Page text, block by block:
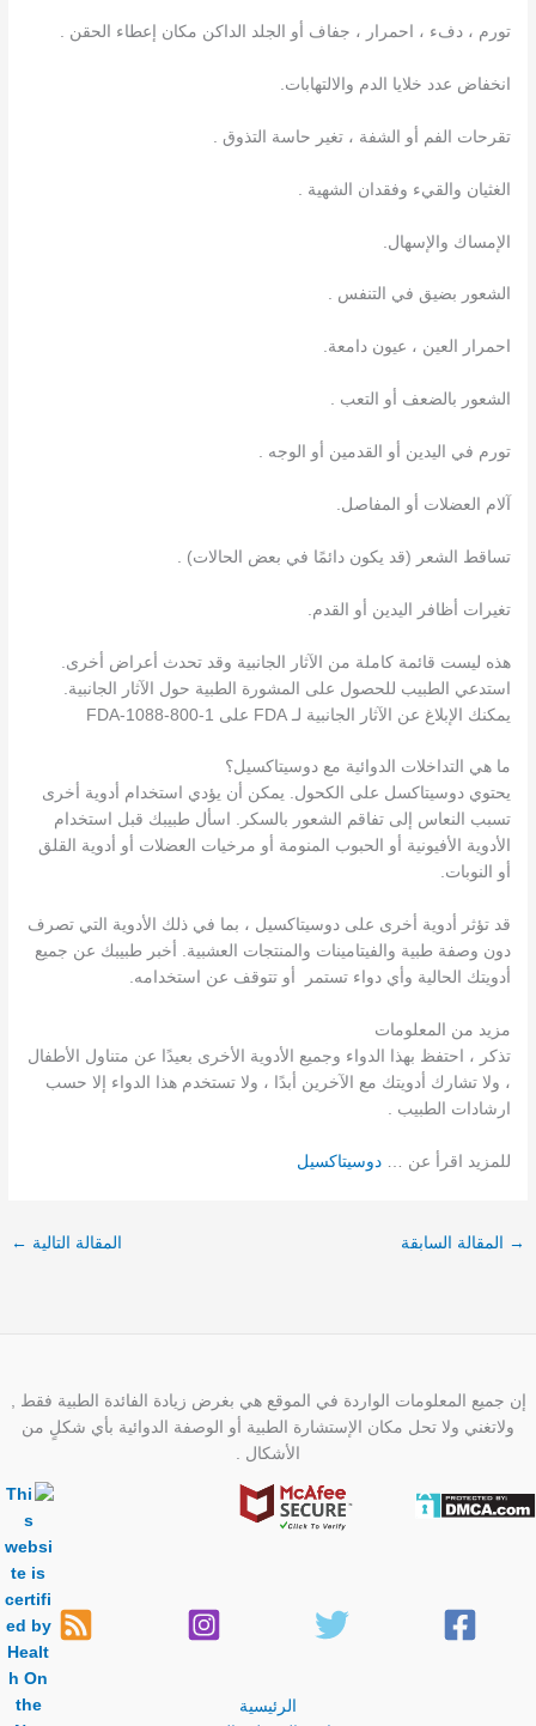
تورم ، دفء ، احمرار ، جفاف أو الجلد الداكن مكان إعطاء الحقن .
انخفاض عدد خلايا الدم والالتهابات.
تقرحات الفم أو الشفة ، تغير حاسة التذوق .
الغثيان والقيء وفقدان الشهية .
الإمساك والإسهال.
الشعور بضيق في التنفس .
احمرار العين ، عيون دامعة.
الشعور بالضعف أو التعب .
تورم في اليدين أو القدمين أو الوجه .
آلام العضلات أو المفاصل.
تساقط الشعر (قد يكون دائمًا في بعض الحالات) .
تغيرات أظافر اليدين أو القدم.
هذه ليست قائمة كاملة من الآثار الجانبية وقد تحدث أعراض أخرى.
استدعي الطبيب للحصول على المشورة الطبية حول الآثار الجانبية.
يمكنك الإبلاغ عن الآثار الجانبية لـ FDA على 1-800-FDA-1088
ما هي التداخلات الدوائية مع دوسيتاكسيل؟
يحتوي دوسيتاكسل على الكحول. يمكن أن يؤدي استخدام أدوية أخرى
تسبب النعاس إلى تفاقم الشعور بالسكر. اسأل طبيبك قبل استخدام
الأدوية الأفيونية أو الحبوب المنومة أو مرخيات العضلات أو أدوية القلق
أو النوبات.
قد تؤثر أدوية أخرى على دوسيتاكسيل ، بما في ذلك الأدوية التي تصرف
دون وصفة طبية والفيتامينات والمنتجات العشبية. أخبر طبيبك عن جميع
أدويتك الحالية وأي دواء تستمر أو تتوقف عن استخدامه.
مزيد من المعلومات
تذكر ، احتفظ بهذا الدواء وجميع الأدوية الأخرى بعيدًا عن متناول الأطفال
، ولا تشارك أدويتك مع الآخرين أبدًا ، ولا تستخدم هذا الدواء إلا حسب
ارشادات الطبيب .
للمزيد اقرأ عن …دوسيتاكسيل
→ المقالة السابقة المقالة التالية ←
إن جميع المعلومات الواردة في الموقع هي بغرض زيادة الفائدة الطبية فقط ,
ولاتغني ولا تحل مكان الإستشارة الطبية أو الوصفة الدوائية بأي شكلٍ من
الأشكال .
الرئيسية